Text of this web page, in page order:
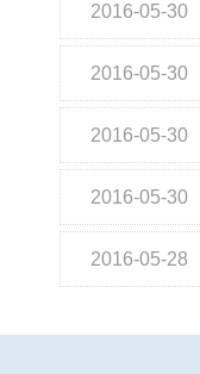
2016-05-30
2016-05-30
2016-05-30
2016-05-30
2016-05-28